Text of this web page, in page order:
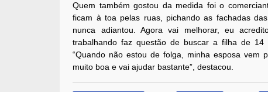
Quem também gostou da medida foi o
ficam à toa pelas ruas, pichando as fachadas
nunca adiantou. Agora vai melhorar, eu
trabalhando faz questão de buscar a filha de 14
“Quando não estou de folga, minha esposa vem
muito boa e vai ajudar bastante”, destacou.